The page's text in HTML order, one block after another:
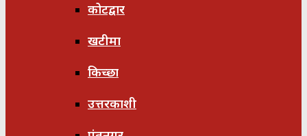
कोटद्वार
खटीमा
किच्छा
उत्तरकाशी